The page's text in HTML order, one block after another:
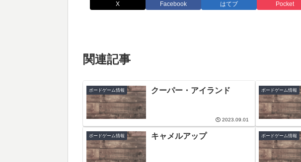
X Facebook はてブ Pocket
関連記事
ボードゲーム情報 クーパー・アイランド
2023.09.01
ボードゲーム情報
ボードゲーム情報 キャメルアップ ボードゲーム情報